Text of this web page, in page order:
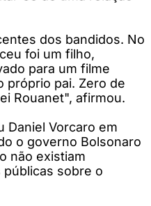
dos bandidos. No
foi um filho,
para um filme
próprio pai. Zero de
Rouanet", afirmou.
Daniel Vorcaro em
o governo Bolsonaro
não existiam
sobre o